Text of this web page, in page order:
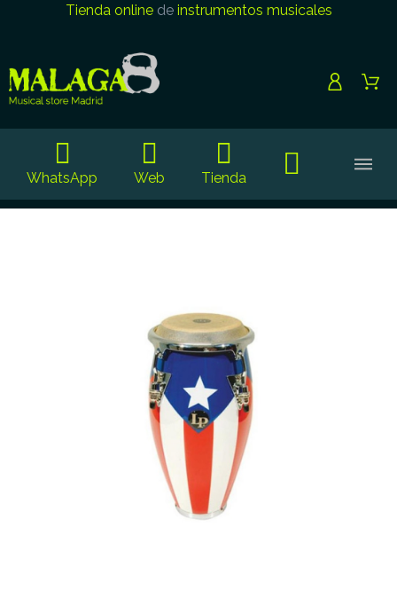
Tienda onlinede instrumentos musicales
WhatsApp Web Tienda